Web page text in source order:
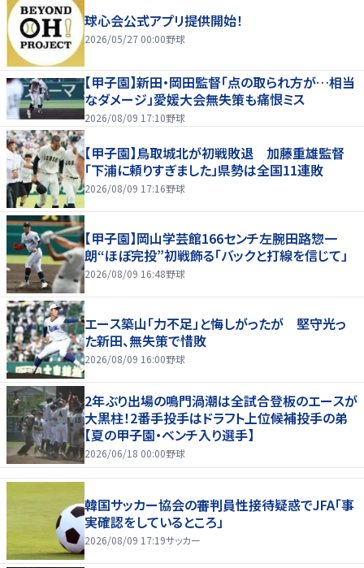
球心会公式アプリ提供開始！
2026/05/27 00:00野球
【甲子園】新田・岡田監督「点の取られ方が…相当
なダメージ」愛媛大会無失策も痛恨ミス
2026/08/09 17:10野球
【甲子園】鳥取城北が初戦敗退 加藤重雄監督
「下浦に頼りすぎました」県勢は全国11連敗
2026/08/09 17:16野球
【甲子園】岡山学芸館166センチ左腕田路惣一
朗“ほぼ完投”初戦飾る「バックと打線を信じて」
2026/08/09 16:48野球
エース築山「力不足」と悔しがったが 堅守光っ
た新田、無失策で惜敗
2026/08/09 16:00野球
2年ぶり出場の鳴門渦潮は全試合登板のエースが
大黒柱！2番手投手はドラフト上位候補投手の弟
【夏の甲子園・ベンチ入り選手】
2026/06/18 00:00野球
韓国サッカー協会の審判員性接待疑惑でJFA「事
実確認をしているところ」
2026/08/09 17:19サッカー